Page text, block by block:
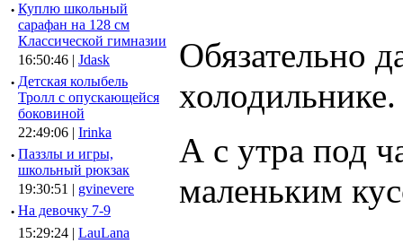
· Куплю школьный
сарафан на 128 см
Классической гимназии
16:50:46 | Jdask
· Детская колыбель
Тролл с опускающейся
боковиной
22:49:06 | Irinka
· Паззлы и игры,
школьный рюкзак
19:30:51 | gvinevere
· Hа девочку 7-9
15:29:24 | LauLana
Обязательно
холодильнике.
А с утра под
маленьким